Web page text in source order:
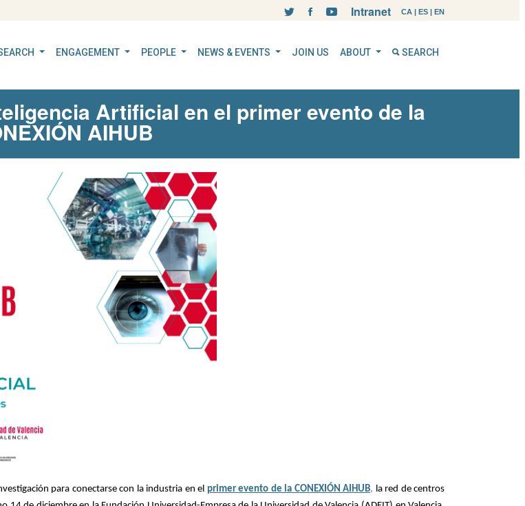
CA | ES | EN
Intranet
ENGAGEMENT PEOPLE NEWS & EVENTS JOIN US ABOUT SEARCH
Artificial en el primer evento de la
AIHUB
para conectarse con la industria en el primer evento de la CONEXIÓN AIHUB, la red de centros